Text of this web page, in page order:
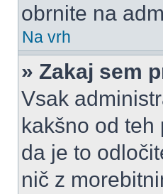
obrnite na
Na vrh
» Zakaj sem
Vsak
kakšno od teh
da je to
nič z